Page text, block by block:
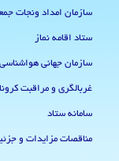
سازمان امداد ونجات
ستاد اقامه نماز
سازمان جهانی هواشناسی
غربالگری و مراقبت کرونا
سامانه ستاد
مناقصات مزایدات و